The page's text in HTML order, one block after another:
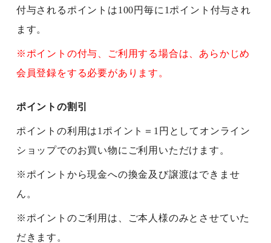
付与されるポイントは100円毎に1ポイント付与され
ます。
※ポイントの付与、ご利用する場合は、あらかじめ
会員登録をする必要があります。
ポイントの割引
ポイントの利用は1ポイント＝1円としてオンライン
ショップでのお買い物にご利用いただけます。
※ポイントから現金への換金及び譲渡はできませ
ん。
※ポイントのご利用は、ご本人様のみとさせていた
だきます。